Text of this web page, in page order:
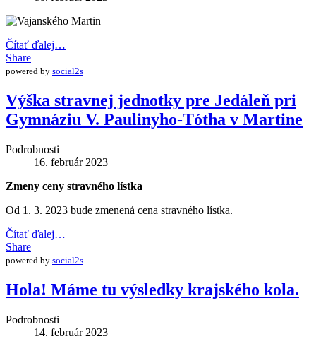
Čítať ďalej…
Share
powered by social2s
Výška stravnej jednotky pre Jedáleň pri
Gymnáziu V. Paulinyho-Tótha v Martine
Podrobnosti
16. február 2023
Zmeny ceny stravného lístka
Od 1. 3. 2023 bude zmenená cena stravného lístka.
Čítať ďalej…
Share
powered by social2s
Hola! Máme tu výsledky krajského kola.
Podrobnosti
14. február 2023